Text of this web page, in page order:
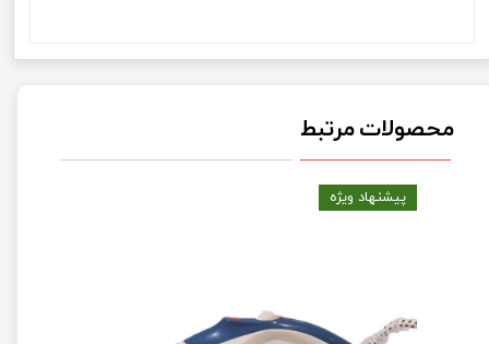
محصولات مرتبط
پیشنهاد ویژه